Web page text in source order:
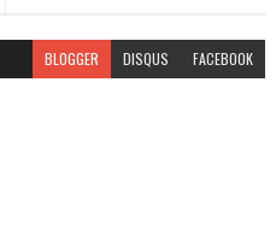
BLOGGER DISQUS FACEBOOK